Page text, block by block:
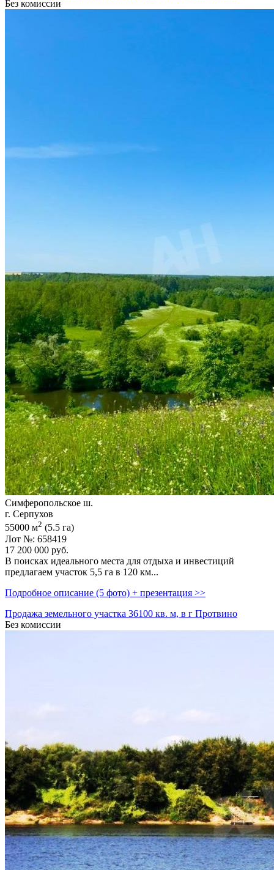
Без комиссии
Симферопольское ш.
г. Серпухов
55000 м2 (5.5 га)
Лот №: 658419
17 200 000 руб.
В поисках идеального места для отдыха и инвестиций
предлагаем участок 5,­5 га в 120 км...
Подробное описание (5 фото) + презентация >>
Продажа земельного участка 36100 кв. м, в г Протвино
Без комиссии